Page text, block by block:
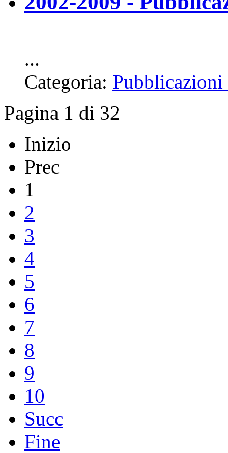
...
Categoria:
Pagina 1 di 32
Inizio
Prec
1
2
3
4
5
6
7
8
9
10
Succ
Fine